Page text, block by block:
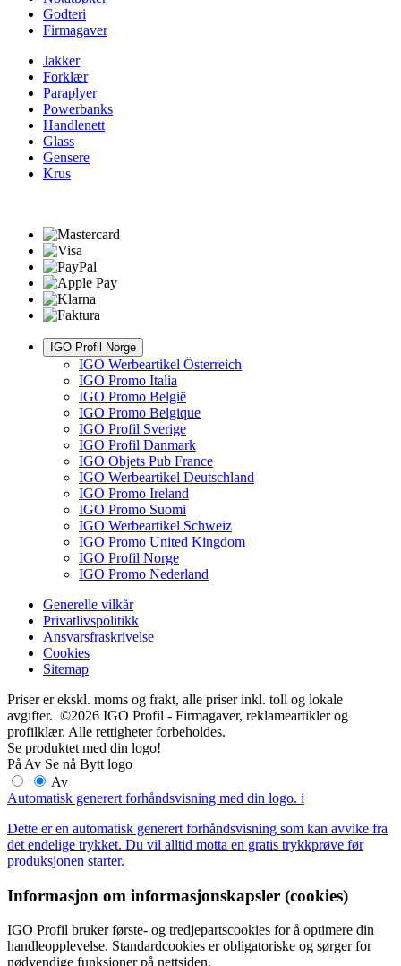
Godteri
Firmagaver
Jakker
Forklær
Paraplyer
Powerbanks
Handlenett
Glass
Gensere
Krus
IGO Profil Norge
IGO Werbeartikel Österreich
IGO Promo Italia
IGO Promo België
IGO Promo Belgique
IGO Profil Sverige
IGO Profil Danmark
IGO Objets Pub France
IGO Werbeartikel Deutschland
IGO Promo Ireland
IGO Promo Suomi
IGO Werbeartikel Schweiz
IGO Promo United Kingdom
IGO Profil Norge
IGO Promo Nederland
Generelle vilkår
Privatlivspolitikk
Ansvarsfraskrivelse
Cookies
Sitemap
Priser er ekskl. moms og frakt, alle priser inkl. toll og lokale
avgifter. ©2026 IGO Profil - Firmagaver, reklameartikler og
profilklær. Alle rettigheter forbeholdes.
Se produktet med din logo!
På Av Se nå Bytt logo
Av
Automatisk generert forhåndsvisning med din logo. i
Dette er en automatisk generert forhåndsvisning som kan avvike fra
det endelige trykket. Du vil alltid motta en gratis trykkprøve før
produksjonen starter.
Informasjon om informasjonskapsler (cookies)
IGO Profil bruker første- og tredjepartscookies for å optimere din
handleopplevelse. Standardcookies er obligatoriske og sørger for
nødvendige funksjoner på nettsiden.